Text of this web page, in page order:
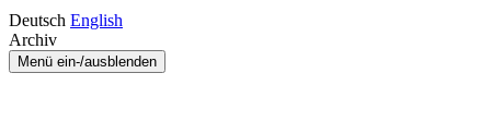
Deutsch English
Archiv
Menü ein-/ausblenden